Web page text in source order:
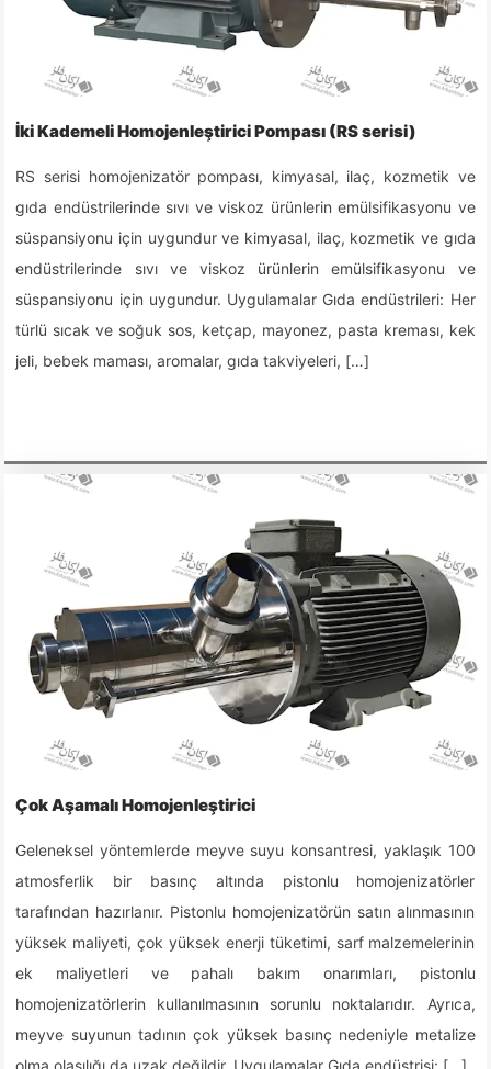
İki Kademeli Homojenleştirici Pompası (RS serisi)
RS serisi homojenizatör pompası, kimyasal, ilaç, kozmetik ve
gıda endüstrilerinde sıvı ve viskoz ürünlerin emülsifikasyonu ve
süspansiyonu için uygundur ve kimyasal, ilaç, kozmetik ve gıda
endüstrilerinde sıvı ve viskoz ürünlerin emülsifikasyonu ve
süspansiyonu için uygundur. Uygulamalar Gıda endüstrileri: Her
türlü sıcak ve soğuk sos, ketçap, mayonez, pasta kreması, kek
jeli, bebek maması, aromalar, gıda takviyeleri, […]
Çok Aşamalı Homojenleştirici
Geleneksel yöntemlerde meyve suyu konsantresi, yaklaşık 100
atmosferlik bir basınç altında pistonlu homojenizatörler
tarafından hazırlanır. Pistonlu homojenizatörün satın alınmasının
yüksek maliyeti, çok yüksek enerji tüketimi, sarf malzemelerinin
ek maliyetleri ve pahalı bakım onarımları, pistonlu
homojenizatörlerin kullanılmasının sorunlu noktalarıdır. Ayrıca,
meyve suyunun tadının çok yüksek basınç nedeniyle metalize